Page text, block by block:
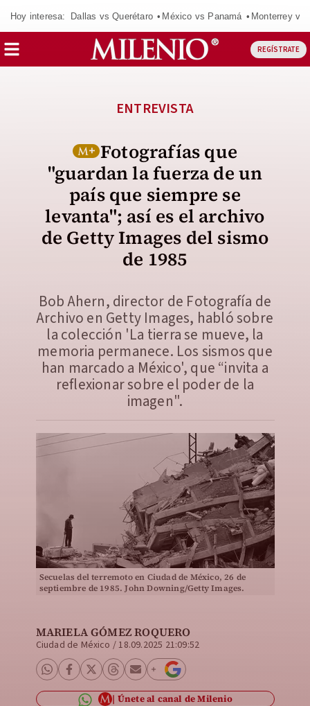
Hoy interesa: Dallas vs Querétaro México vs Panamá Monterrey vs
REGÍSTRATE
Fotografías que
"guardan la fuerza de un
país que siempre se
levanta"; así es el archivo
de Getty Images del sismo
de 1985
ENTREVISTA
Bob Ahern, director de Fotografía de
Archivo en Getty Images, habló sobre
la colección 'La tierra se mueve, la
memoria permanece. Los sismos que
han marcado a México', que “invita a
reflexionar sobre el poder de la
imagen".
Secuelas del terremoto en Ciudad de México, 26 de
septiembre de 1985. John Downing/Getty Images.
MARIELA GÓMEZ ROQUERO
Ciudad de México /18.09.2025 21:09:52
Únete al canal de Milenio